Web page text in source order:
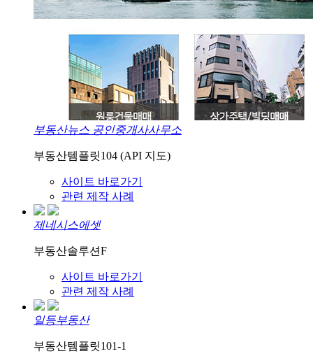
부동산뉴스 공인중개사사무소
부동산템플릿104 (API 지도)
사이트 바로가기
관련 제작 사례
제네시스에셋
부동산솔루션F
사이트 바로가기
관련 제작 사례
일등부동산
부동산템플릿101-1